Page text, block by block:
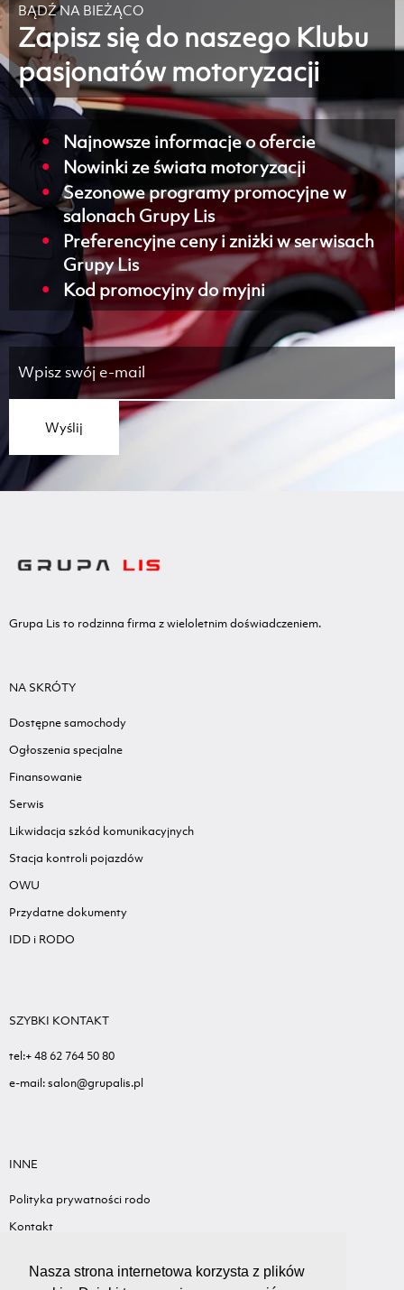
Nasza strona internetowa korzysta z plików
BĄDŹ NA BIEŻĄCO
Zapisz się do naszego Klubu
pasjonatów motoryzacji
Najnowsze informacje o ofercie
Nowinki ze świata motoryzacji
Sezonowe programy promocyjne w
salonach Grupy Lis
Preferencyjne ceny i zniżki w serwisach
Grupy Lis
Kod promocyjny do myjni
Wyślij
Grupa Lis to rodzinna firma z wieloletnim doświadczeniem.
NA SKRÓTY
Dostępne samochody
Ogłoszenia specjalne
Finansowanie
Serwis
Likwidacja szkód komunikacyjnych
Stacja kontroli pojazdów
OWU
Przydatne dokumenty
IDD i RODO
SZYBKI KONTAKT
tel:+ 48 62 764 50 80
e-mail: salon@grupalis.pl
INNE
Polityka prywatności rodo
Kontakt
Standardy ochrony małoletnich